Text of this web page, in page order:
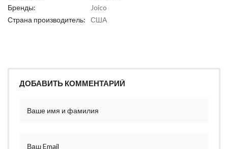
Бренды:
Joico
Страна производитель:
США
ДОБАВИТЬ КОММЕНТАРИЙ